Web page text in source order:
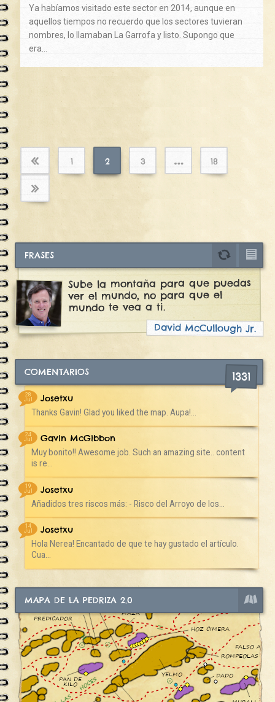
Ya habíamos visitado este sector en 2014, aunque en
aquellos tiempos no recuerdo que los sectores tuvieran
nombres, lo llamaban La Garrofa y listo. Supongo que
era…
Paginación
de
entradas
« 1 2 3 … 18
»
FRASES
Sube la montaña para que puedas
ver el mundo, no para que el
mundo te vea a ti.
David McCullough Jr.
COMENTARIOS 1331
28
Jul
Josetxu
Thanks Gavin! Glad you liked the map. Aupa!...
24
Jul
Gavin McGibbon
Muy bonito!! Awesome job. Such an amazing site.. content
is re...
19
Jul
Josetxu
Añadidos tres riscos más: - Risco del Arroyo de los...
14
Jul
Josetxu
Hola Nerea! Encantado de que te hay gustado el artículo.
Cua...
MAPA DE LA PEDRIZA 2.0